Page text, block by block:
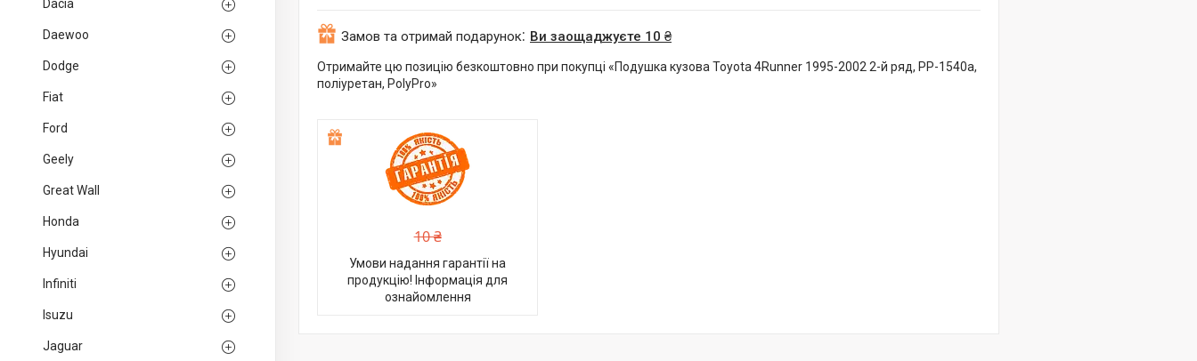
Dacia
Daewoo
Dodge
Fiat
Ford
Geely
Great Wall
Honda
Hyundai
Infiniti
Isuzu
Jaguar
Замов та отримай подарунок Ви заощаджуєте 10 ₴
Отримайте цю позицію безкоштовно при покупці «Подушка кузова Toyota 4Runner 1995-2002 2-й ряд, PP-1540a,
поліуретан, PolyPro»
10 ₴
Умови надання гарантії на
продукцію! Інформація для
ознайомлення